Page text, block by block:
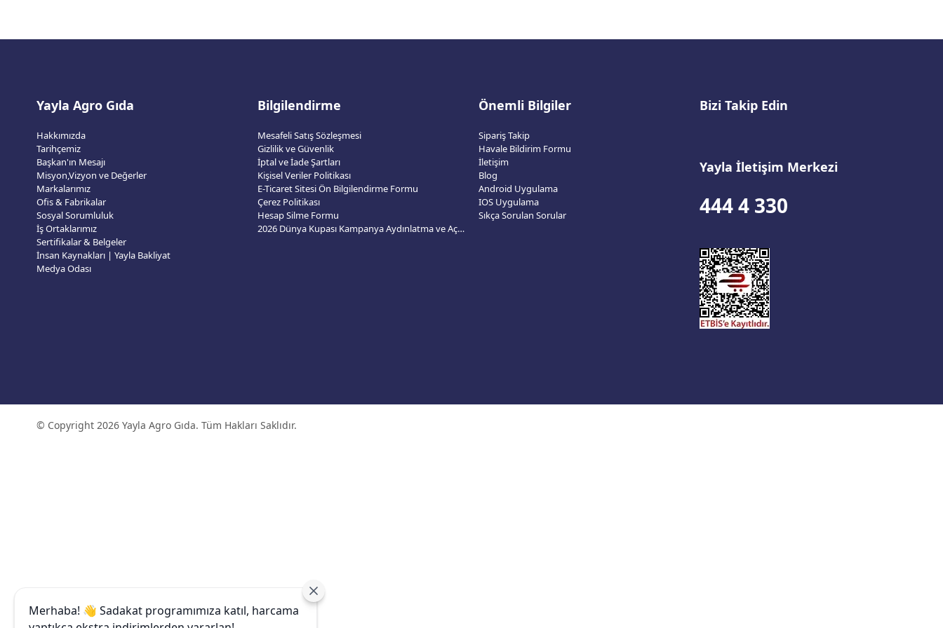
Yayla Agro Gıda
Hakkımızda
Tarihçemiz
Başkan'ın Mesajı
Misyon,Vizyon ve Değerler
Markalarımız
Ofis & Fabrikalar
Sosyal Sorumluluk
İş Ortaklarımız
Sertifikalar & Belgeler
İnsan Kaynakları | Yayla Bakliyat
Medya Odası
Bilgilendirme
Mesafeli Satış Sözleşmesi
Gizlilik ve Güvenlik
İptal ve İade Şartları
Kişisel Veriler Politikası
E-Ticaret Sitesi Ön Bilgilendirme Formu
Çerez Politikası
Hesap Silme Formu
2026 Dünya Kupası Kampanya Aydınlatma ve Açık Rıza Metni
Önemli Bilgiler
Sipariş Takip
Havale Bildirim Formu
İletişim
Blog
Android Uygulama
IOS Uygulama
Sıkça Sorulan Sorular
Bizi Takip Edin
Yayla İletişim Merkezi
444 4 330
© Copyright 2026 Yayla Agro Gıda. Tüm Hakları Saklıdır.
Merhaba! 👋 Sadakat programımıza katıl, harcama